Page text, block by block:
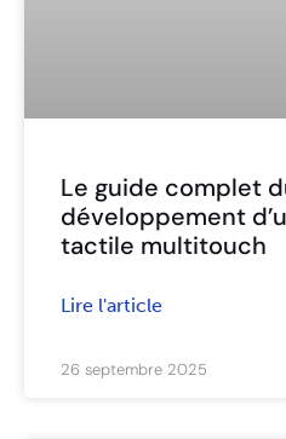
Le guide complet
développement
tactile multitouch
Lire l'article
26 septembre 2025